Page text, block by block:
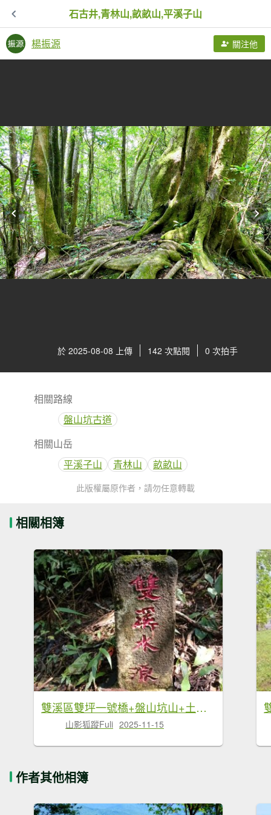
石古井,青林山,畝畝山,平溪子山
楊振源 關注他
於 2025-08-08 上傳 142 次點閱 0 次拍手
相關路線
盤山坑古道
相關山岳
平溪子山
青林山 畝畝山
此版權屬原作者，請勿任意轉載
相關相簿
雙溪區雙坪一號橋+盤山坑山+土地公山+474峰+石硿子越嶺古道O型
山影狐蹤Fuli 2025-11-15
作者其他相簿